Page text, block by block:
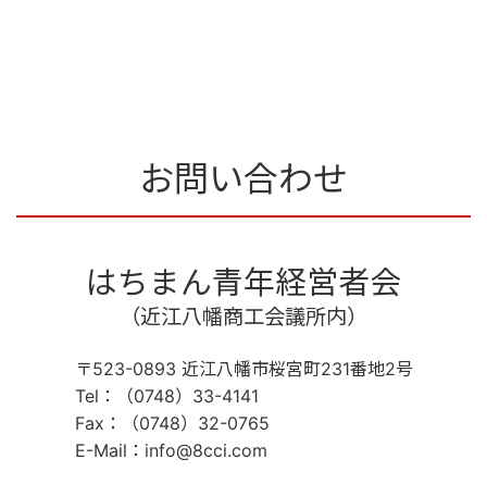
お問い合わせ
はちまん青年経営者会
（近江八幡商工会議所内）
〒523-0893 近江八幡市桜宮町231番地2号
Tel：（0748）33-4141
Fax：（0748）32-0765
E-Mail：info@8cci.com